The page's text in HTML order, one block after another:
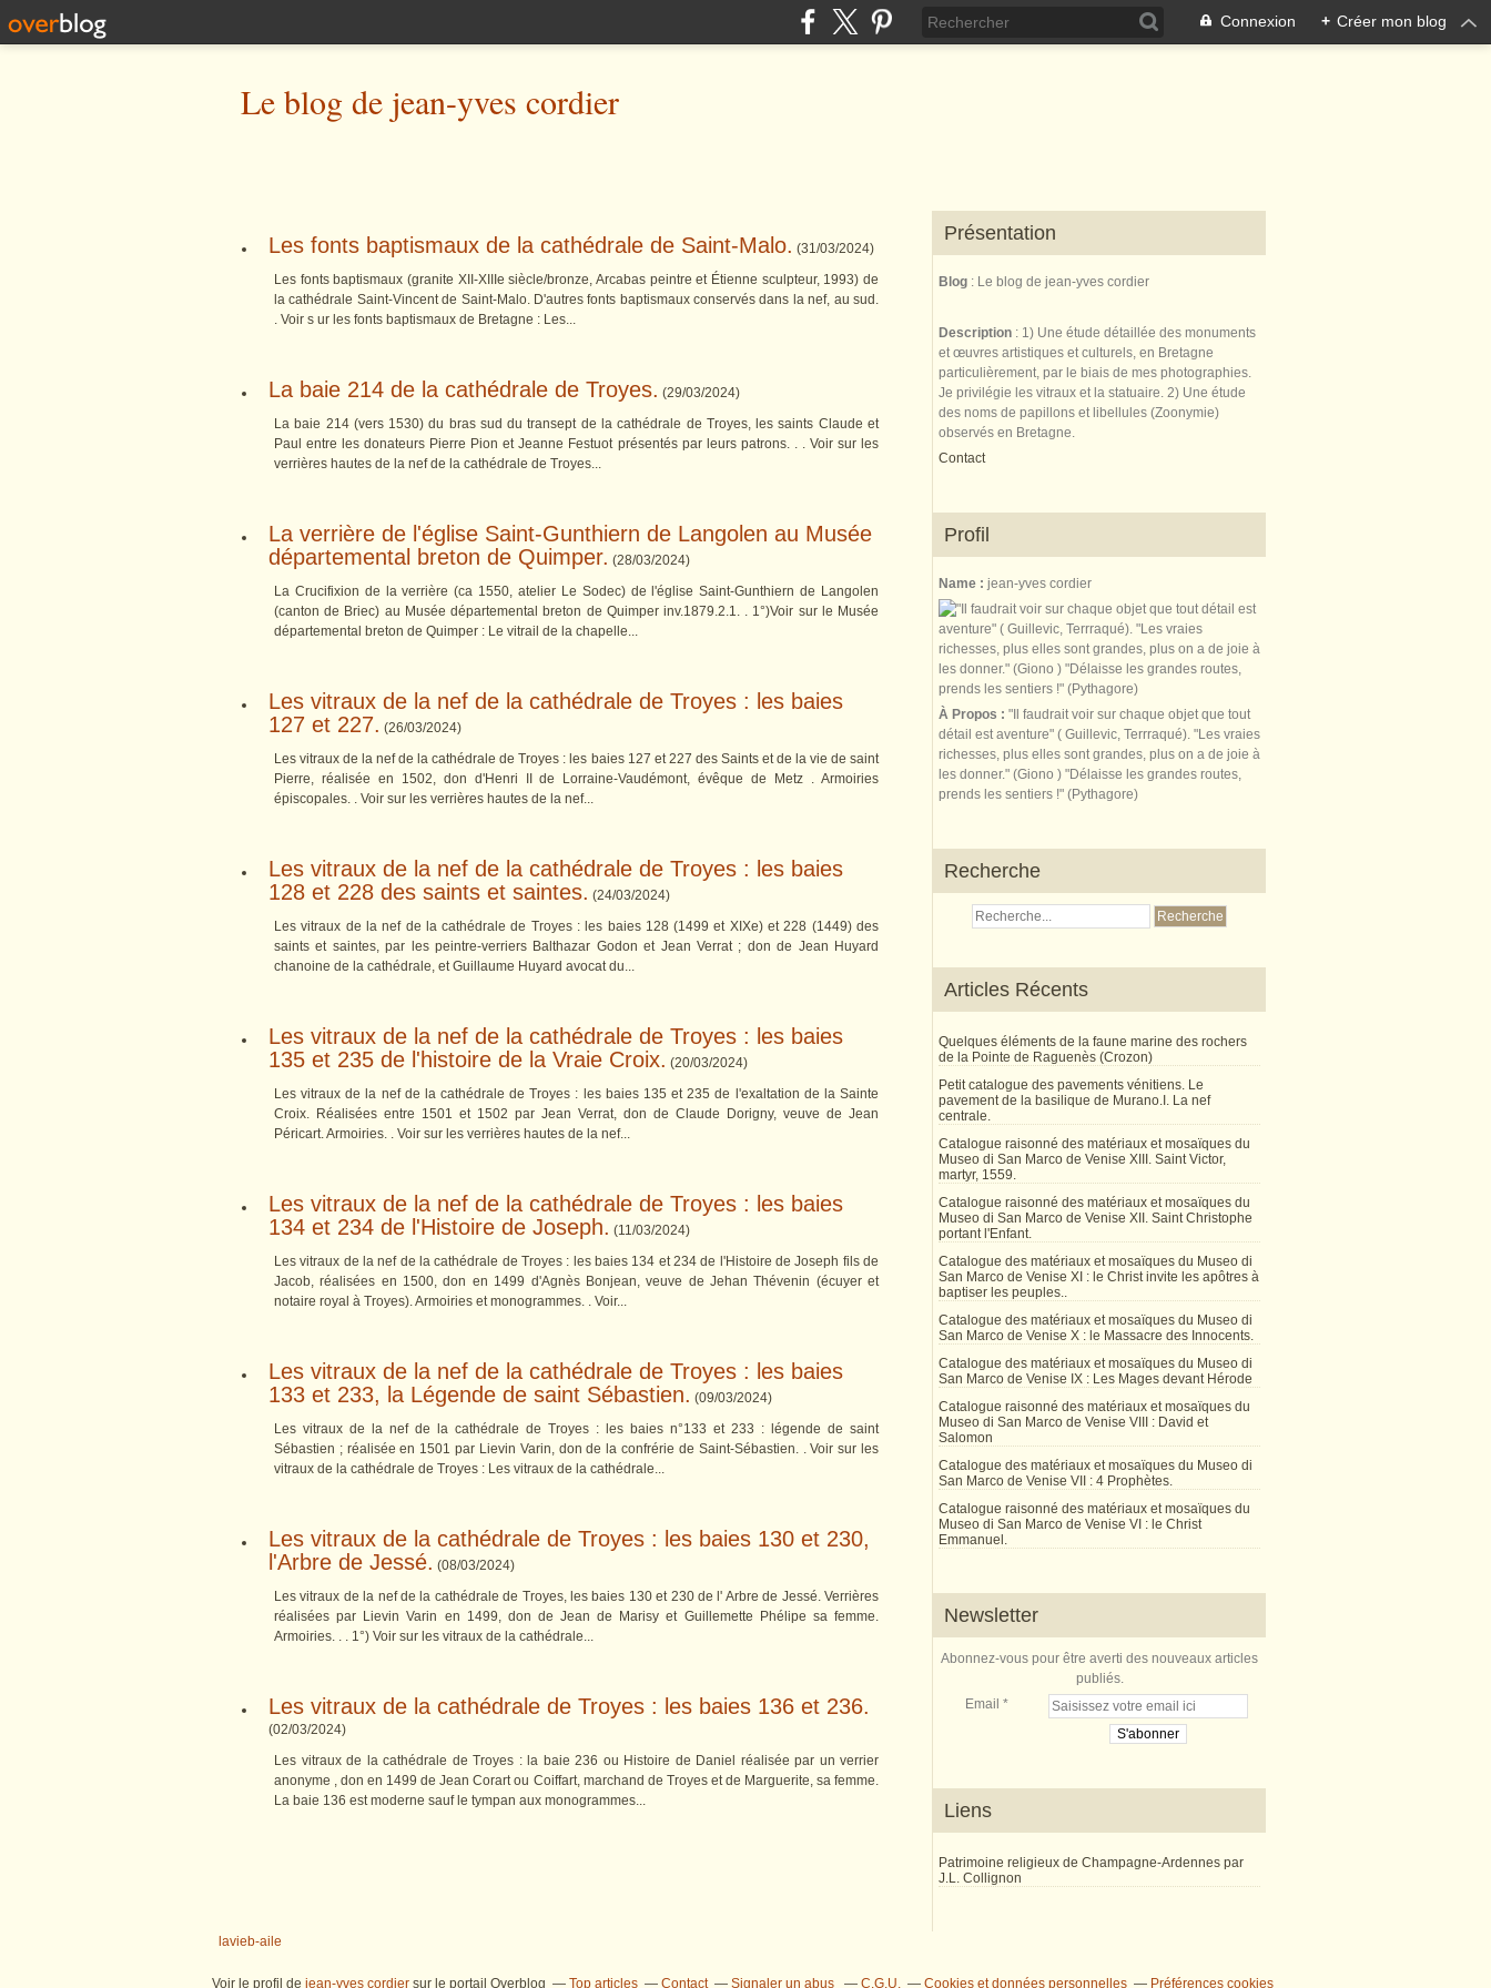
Connexion + Créer mon blog
Le blog de jean-yves cordier
Les fonts baptismaux de la cathédrale de Saint-Malo. (31/03/2024)
Les fonts baptismaux (granite XII-XIIIe siècle/bronze, Arcabas peintre et Étienne sculpteur, 1993) de
la cathédrale Saint-Vincent de Saint-Malo. D'autres fonts baptismaux conservés dans la nef, au sud.
. Voir s ur les fonts baptismaux de Bretagne : Les...
La baie 214 de la cathédrale de Troyes. (29/03/2024)
La baie 214 (vers 1530) du bras sud du transept de la cathédrale de Troyes, les saints Claude et
Paul entre les donateurs Pierre Pion et Jeanne Festuot présentés par leurs patrons. . . Voir sur les
verrières hautes de la nef de la cathédrale de Troyes...
La verrière de l'église Saint-Gunthiern de Langolen au Musée
départemental breton de Quimper. (28/03/2024)
La Crucifixion de la verrière (ca 1550, atelier Le Sodec) de l'église Saint-Gunthiern de Langolen
(canton de Briec) au Musée départemental breton de Quimper inv.1879.2.1. . 1°)Voir sur le Musée
départemental breton de Quimper : Le vitrail de la chapelle...
Les vitraux de la nef de la cathédrale de Troyes : les baies
127 et 227. (26/03/2024)
Les vitraux de la nef de la cathédrale de Troyes : les baies 127 et 227 des Saints et de la vie de saint
Pierre, réalisée en 1502, don d'Henri II de Lorraine-Vaudémont, évêque de Metz . Armoiries
épiscopales. . Voir sur les verrières hautes de la nef...
Les vitraux de la nef de la cathédrale de Troyes : les baies
128 et 228 des saints et saintes. (24/03/2024)
Les vitraux de la nef de la cathédrale de Troyes : les baies 128 (1499 et XIXe) et 228 (1449) des
saints et saintes, par les peintre-verriers Balthazar Godon et Jean Verrat ; don de Jean Huyard
chanoine de la cathédrale, et Guillaume Huyard avocat du...
Les vitraux de la nef de la cathédrale de Troyes : les baies
135 et 235 de l'histoire de la Vraie Croix. (20/03/2024)
Les vitraux de la nef de la cathédrale de Troyes : les baies 135 et 235 de l'exaltation de la Sainte
Croix. Réalisées entre 1501 et 1502 par Jean Verrat, don de Claude Dorigny, veuve de Jean
Péricart. Armoiries. . Voir sur les verrières hautes de la nef...
Les vitraux de la nef de la cathédrale de Troyes : les baies
134 et 234 de l'Histoire de Joseph. (11/03/2024)
Les vitraux de la nef de la cathédrale de Troyes : les baies 134 et 234 de l'Histoire de Joseph fils de
Jacob, réalisées en 1500, don en 1499 d'Agnès Bonjean, veuve de Jehan Thévenin (écuyer et
notaire royal à Troyes). Armoiries et monogrammes. . Voir...
Les vitraux de la nef de la cathédrale de Troyes : les baies
133 et 233, la Légende de saint Sébastien. (09/03/2024)
Les vitraux de la nef de la cathédrale de Troyes : les baies n°133 et 233 : légende de saint
Sébastien ; réalisée en 1501 par Lievin Varin, don de la confrérie de Saint-Sébastien. . Voir sur les
vitraux de la cathédrale de Troyes : Les vitraux de la cathédrale...
Les vitraux de la cathédrale de Troyes : les baies 130 et 230,
l'Arbre de Jessé. (08/03/2024)
Les vitraux de la nef de la cathédrale de Troyes, les baies 130 et 230 de l' Arbre de Jessé. Verrières
réalisées par Lievin Varin en 1499, don de Jean de Marisy et Guillemette Phélipe sa femme.
Armoiries. . . 1°) Voir sur les vitraux de la cathédrale...
Les vitraux de la cathédrale de Troyes : les baies 136 et 236.
(02/03/2024)
Les vitraux de la cathédrale de Troyes : la baie 236 ou Histoire de Daniel réalisée par un verrier
anonyme , don en 1499 de Jean Corart ou Coiffart, marchand de Troyes et de Marguerite, sa femme.
La baie 136 est moderne sauf le tympan aux monogrammes...
Présentation
Blog : Le blog de jean-yves cordier
Description : 1) Une étude détaillée des monuments
et œuvres artistiques et culturels, en Bretagne
particulièrement, par le biais de mes photographies.
Je privilégie les vitraux et la statuaire. 2) Une étude
des noms de papillons et libellules (Zoonymie)
observés en Bretagne.
Contact
Profil
Name : jean-yves cordier
À Propos : "Il faudrait voir sur chaque objet que tout
détail est aventure" ( Guillevic, Terrraqué). "Les vraies
richesses, plus elles sont grandes, plus on a de joie à
les donner." (Giono ) "Délaisse les grandes routes,
prends les sentiers !" (Pythagore)
Recherche
Articles Récents
Quelques éléments de la faune marine des rochers
de la Pointe de Raguenès (Crozon)
Petit catalogue des pavements vénitiens. Le
pavement de la basilique de Murano.I. La nef
centrale.
Catalogue raisonné des matériaux et mosaïques du
Museo di San Marco de Venise XIII. Saint Victor,
martyr, 1559.
Catalogue raisonné des matériaux et mosaïques du
Museo di San Marco de Venise XII. Saint Christophe
portant l'Enfant.
Catalogue des matériaux et mosaïques du Museo di
San Marco de Venise XI : le Christ invite les apôtres à
baptiser les peuples..
Catalogue des matériaux et mosaïques du Museo di
San Marco de Venise X : le Massacre des Innocents.
Catalogue des matériaux et mosaïques du Museo di
San Marco de Venise IX : Les Mages devant Hérode
Catalogue raisonné des matériaux et mosaïques du
Museo di San Marco de Venise VIII : David et
Salomon
Catalogue des matériaux et mosaïques du Museo di
San Marco de Venise VII : 4 Prophètes.
Catalogue raisonné des matériaux et mosaïques du
Museo di San Marco de Venise VI : le Christ
Emmanuel.
Newsletter
Abonnez-vous pour être averti des nouveaux articles
publiés.
Email
Liens
Patrimoine religieux de Champagne-Ardennes par
J.L. Collignon
lavieb-aile
Voir le profil de jean-yves cordiersur le portail Overblog Top articles Contact Signaler un abus C.G.U. Cookies et données personnelles Préférences cookies